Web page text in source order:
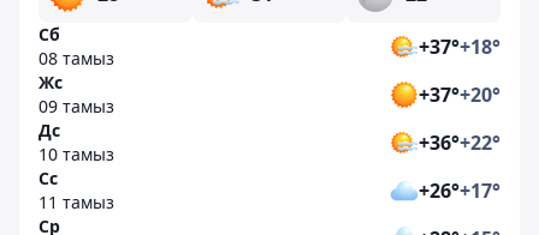
Сб
08 тамыз
+37°+18°
Жс
09 тамыз
+37°+20°
Дс
10 тамыз
+36°+22°
Сс
11 тамыз
+26°+17°
Ср